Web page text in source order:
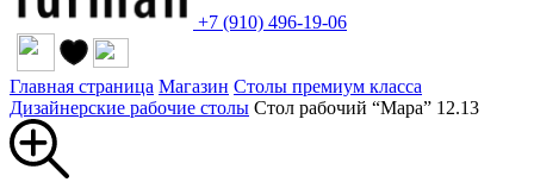
+7 (910) 496-19-06
Главная страница Магазин Столы премиум класса
Дизайнерские рабочие столы Стол рабочий “Мара” 12.13